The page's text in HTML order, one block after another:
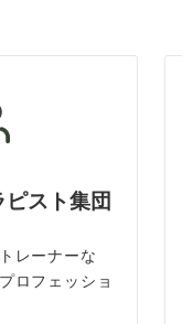
スト集団
レーナーな
ロフェッショ